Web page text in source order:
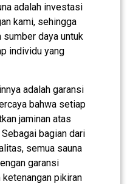
adalah investasi
kami, sehingga
daya untuk
individu yang
adalah garansi
bahwa setiap
jaminan atas
bagian dari
semua sauna
garansi
pikiran